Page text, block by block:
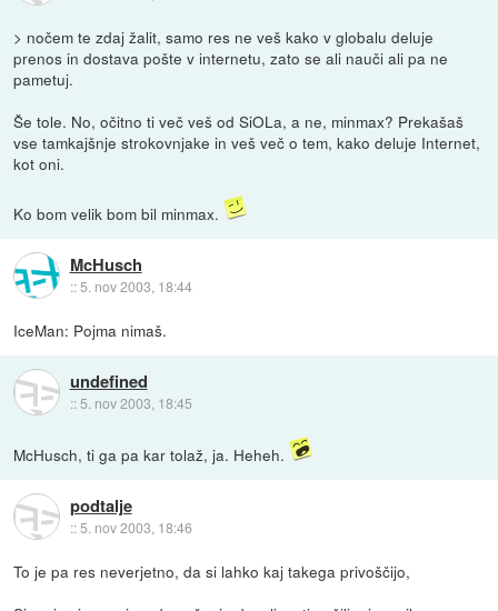
> nočem te zdaj žalit, samo res ne veš kako v globalu deluje
prenos in dostava pošte v internetu, zato se ali nauči ali pa ne
pametuj.
Še tole. No, očitno ti več veš od SiOLa, a ne, minmax? Prekašaš
vse tamkajšnje strokovnjake in veš več o tem, kako deluje Internet,
kot oni.
Ko bom velik bom bil minmax.
McHusch
::5. nov 2003, 18:44
IceMan: Pojma nimaš.
undefined
:: 5. nov 2003, 18:45
McHusch, ti ga pa kar tolaž, ja. Heheh.
podtalje
::5. nov 2003, 18:46
To je pa res neverjetno, da si lahko kaj takega privoščijo,